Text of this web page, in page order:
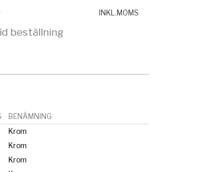
beställning
INKL.MOMS
BENÄMNING
Krom
Krom
Krom